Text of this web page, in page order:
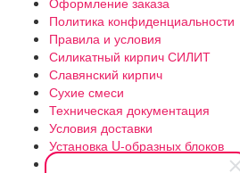
Политика конфиденциальности
Правила и условия
Силикатный кирпич СИЛИТ
Славянский кирпич
Сухие смеси
Техническая документация
Условия доставки
Установка U-образных блоков
Утепление газоблока